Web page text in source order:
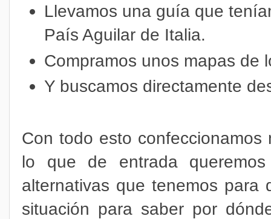
Llevamos una guía que
País Aguilar de Italia.
Compramos unos mapas de
Y buscamos directamente
Con todo esto
lo que de entrada
alternativas que tenemos para
situación para saber por